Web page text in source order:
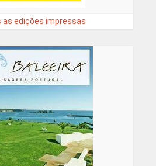
as edições impressas